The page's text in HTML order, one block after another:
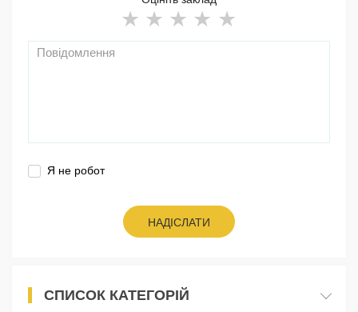
Я не робот
НАДІСЛАТИ
СПИСОК КАТЕГОРІЙ